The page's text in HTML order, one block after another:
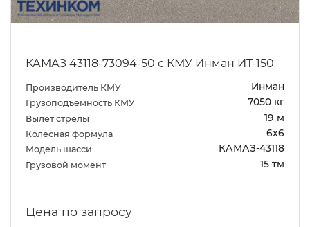
КАМАЗ 43118-73094-50 с КМУ Инман ИТ-150
Производитель КМУ Инман
Грузоподъемность КМУ 7050 кг
Вылет стрелы 19 м
Колесная формула 6х6
Модель шасси КАМАЗ-43118
Грузовой момент 15 тм
Цена по запросу